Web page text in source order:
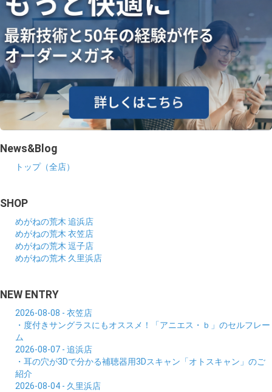
News&Blog
トップ（全店）
SHOP
めがねの荒木 追浜店
めがねの荒木 衣笠店
めがねの荒木 逗子店
めがねの荒木 久里浜店
NEW ENTRY
2026-08-08 - 衣笠店
・度付きサングラスにもオススメ！「アニエス・ｂ」のセルフレー
ム
2026-08-07 - 追浜店
・耳の穴が3Dで分かる補聴器用3Dスキャン「オトスキャン」のご
紹介
2026-08-04 - 久里浜店